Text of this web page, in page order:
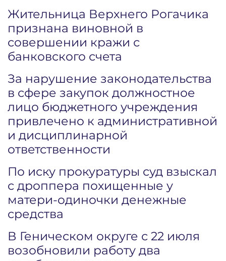
Жительница Верхнего Рогачика
признана виновной в
совершении кражи с
банковского счета
За нарушение законодательства
в сфере закупок должностное
лицо бюджетного учреждения
привлечено к административной
и дисциплинарной
ответственности
По иску прокуратуры суд взыскал
с дроппера похищенные у
матери-одиночки денежные
средства
В Геническом округе с 22 июля
возобновили работу два